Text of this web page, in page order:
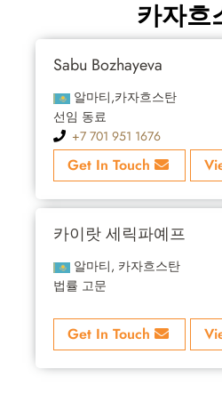
카자흐
Sabu Bozhayeva
알마티,카자흐스탄
선임 동료
+7 701 951 1676
Get In Touch
카이랏 세릭파예프
알마티, 카자흐스탄
법률 고문
Get In Touch